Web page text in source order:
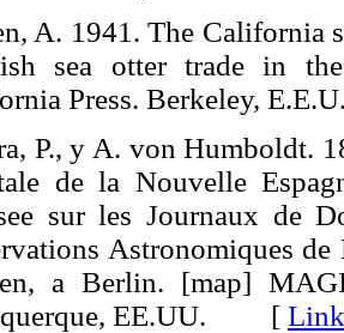
A. 1941. The California
sea otter trade in
Press. Berkeley,
P., y A. von Humboldt.
de la Nouvelle
sur les Journaux de
Astronomiques
a Berlin. [map]
EE.UU. [